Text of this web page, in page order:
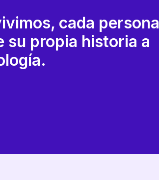
cada persona
su propia historia a